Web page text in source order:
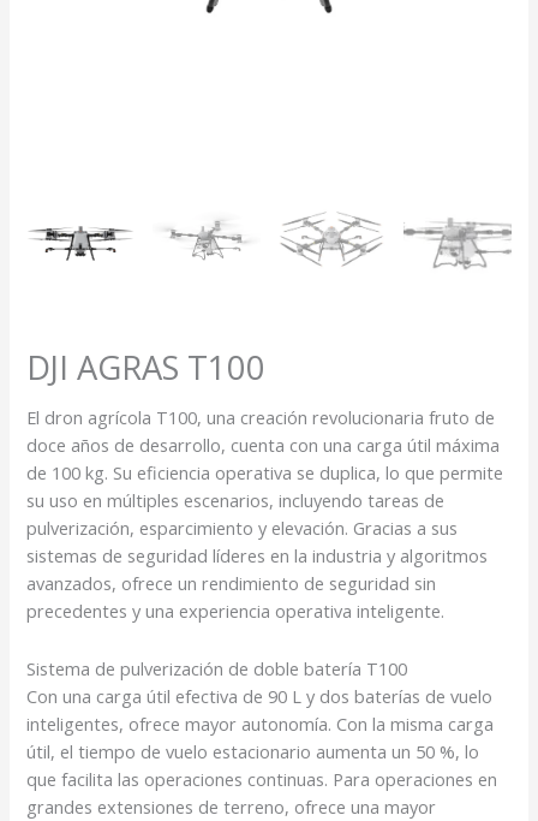
DJI AGRAS T100
El dron agrícola T100, una creación revolucionaria fruto de
doce años de desarrollo, cuenta con una carga útil máxima
de 100 kg. Su eficiencia operativa se duplica, lo que permite
su uso en múltiples escenarios, incluyendo tareas de
pulverización, esparcimiento y elevación. Gracias a sus
sistemas de seguridad líderes en la industria y algoritmos
avanzados, ofrece un rendimiento de seguridad sin
precedentes y una experiencia operativa inteligente.
Sistema de pulverización de doble batería T100
Con una carga útil efectiva de 90 L y dos baterías de vuelo
inteligentes, ofrece mayor autonomía. Con la misma carga
útil, el tiempo de vuelo estacionario aumenta un 50 %, lo
que facilita las operaciones continuas. Para operaciones en
grandes extensiones de terreno, ofrece una mayor